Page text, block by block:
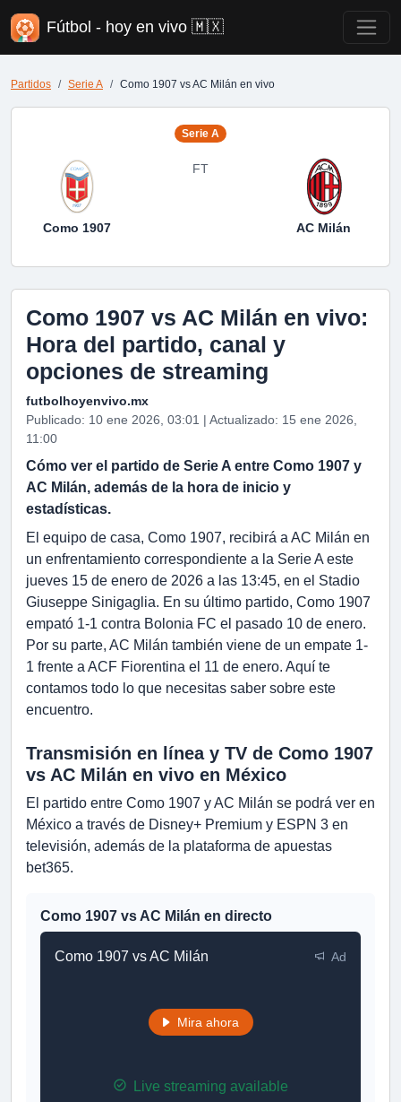
Fútbol - hoy en vivo 🇲🇽
Partidos Serie A Como 1907 vs AC Milán en vivo
Serie A
Como 1907
FT
AC Milán
Como 1907 vs AC Milán en vivo:
Hora del partido, canal y
opciones de streaming
futbolhoyenvivo.mx
Publicado: 10 ene 2026, 03:01 | Actualizado: 15 ene 2026,
11:00
Cómo ver el partido de Serie A entre Como 1907 y
AC Milán, además de la hora de inicio y
estadísticas.
El equipo de casa, Como 1907, recibirá a AC Milán en
un enfrentamiento correspondiente a la Serie A este
jueves 15 de enero de 2026 a las 13:45, en el Stadio
Giuseppe Sinigaglia. En su último partido, Como 1907
empató 1-1 contra Bolonia FC el pasado 10 de enero.
Por su parte, AC Milán también viene de un empate 1-
1 frente a ACF Fiorentina el 11 de enero. Aquí te
contamos todo lo que necesitas saber sobre este
encuentro.
Transmisión en línea y TV de Como 1907
vs AC Milán en vivo en México
El partido entre Como 1907 y AC Milán se podrá ver en
México a través de Disney+ Premium y ESPN 3 en
televisión, además de la plataforma de apuestas
bet365.
Como 1907 vs AC Milán en directo
Como 1907 vs AC Milán Ad
Mira ahora
Live streaming available